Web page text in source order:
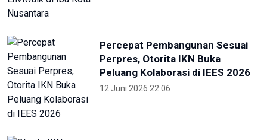
Percepat Pembangunan Sesuai
Perpres, Otorita IKN Buka
Peluang Kolaborasi di IEES 2026
12 Juni 2026 22:06